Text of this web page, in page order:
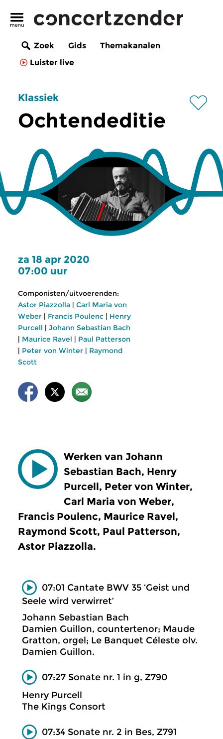
Zoek Gids
Themakanalen
Luister live
Klassiek
Ochtendeditie
za 18 apr 2020
07:00 uur
Componisten/uitvoerenden:
Astor Piazzolla | Carl Maria von
Weber | Francis Poulenc | Henry
Purcell | Johann Sebastian Bach
| Maurice Ravel | Paul Patterson
| Peter von Winter | Raymond
Scott
Werken van Johann
Sebastian Bach, Henry
Purcell, Peter von Winter,
Carl Maria von Weber,
Francis Poulenc, Maurice Ravel,
Raymond Scott, Paul Patterson,
Astor Piazzolla.
07:01 Cantate BWV 35 ‘Geist und
Seele wird verwirret’
Johann Sebastian Bach
Damien Guillon, countertenor; Maude
Gratton, orgel; Le Banquet Céleste olv.
Damien Guillon.
07:27 Sonate nr. 1 in g, Z790
Henry Purcell
The Kings Consort
07:34 Sonate nr. 2 in Bes, Z791